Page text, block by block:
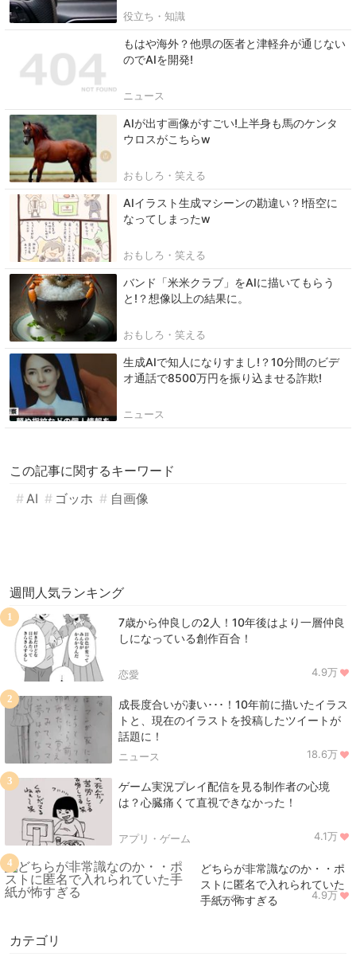
役立ち・知識
もはや海外？他県の医者と津軽弁が通じない
のでAIを開発!
ニュース
AIが出す画像がすごい!上半身も馬のケンタ
ウロスがこちらw
おもしろ・笑える
AIイラスト生成マシーンの勘違い？!悟空に
なってしまったw
おもしろ・笑える
バンド「米米クラブ」をAIに描いてもらう
と!？想像以上の結果に。
おもしろ・笑える
生成AIで知人になりすまし!？10分間のビデ
オ通話で8500万円を振り込ませる詐欺!
ニュース
この記事に関するキーワード
AI
ゴッホ 自画像
週間人気ランキング
7歳から仲良しの2人！10年後はより一層仲良
しになっている創作百合！
恋愛 4.9万
1
成長度合いが凄い･･･！10年前に描いたイラス
トと、現在のイラストを投稿したツイートが
話題に！
ニュース 18.6万
2
ゲーム実況プレイ配信を見る制作者の心境
は？心臓痛くて直視できなかった！
アプリ・ゲーム 4.1万
3
どちらが非常識なのか・・ポ
ストに匿名で入れられていた
手紙が怖すぎる
ニュース 4.9万
4
カテゴリ